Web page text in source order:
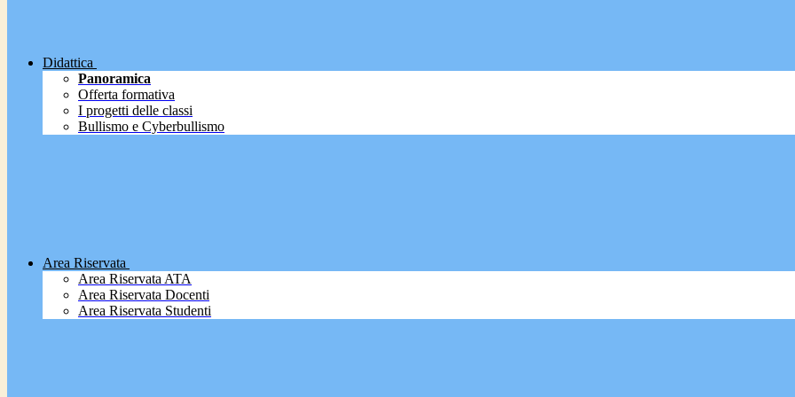
Didattica
Panoramica
Offerta formativa
I progetti delle classi
Bullismo e Cyberbullismo
Area Riservata
Area Riservata ATA
Area Riservata Docenti
Area Riservata Studenti